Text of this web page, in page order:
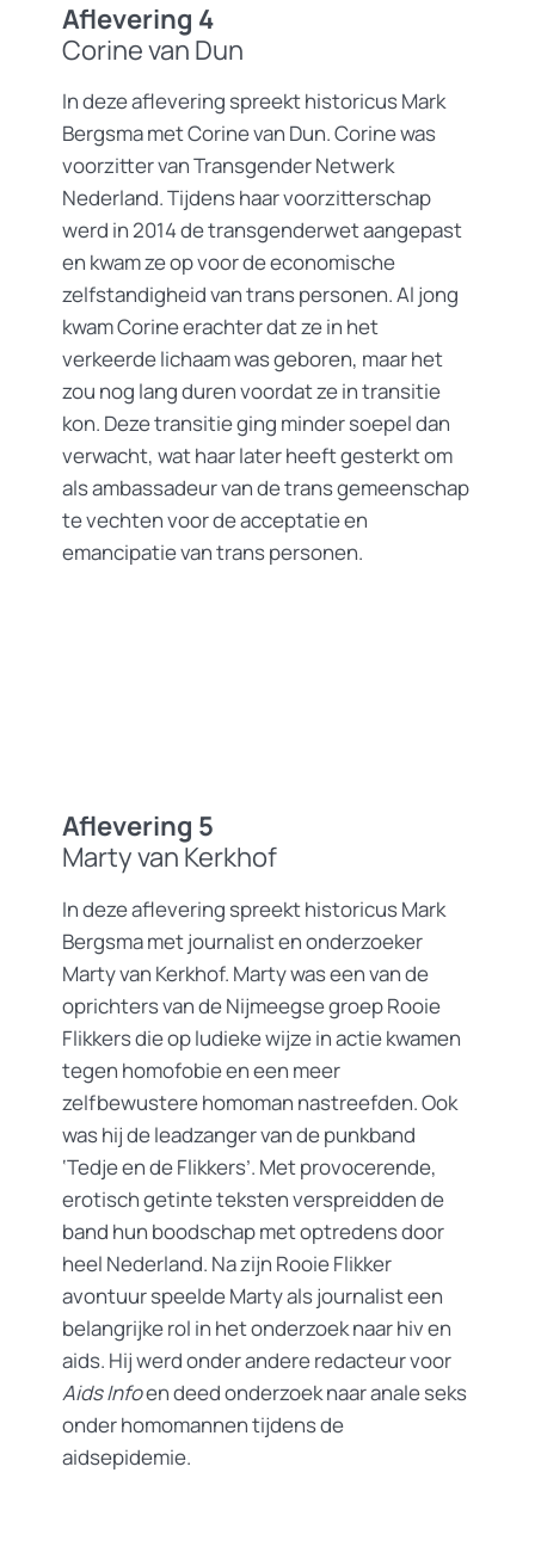
Aflevering 4
Corine van Dun
In deze aflevering spreekt historicus Mark
Bergsma met Corine van Dun. Corine was
voorzitter van Transgender Netwerk
Nederland. Tijdens haar voorzitterschap
werd in 2014 de transgenderwet aangepast
en kwam ze op voor de economische
zelfstandigheid van trans personen. Al jong
kwam Corine erachter dat ze in het
verkeerde lichaam was geboren, maar het
zou nog lang duren voordat ze in transitie
kon. Deze transitie ging minder soepel dan
verwacht, wat haar later heeft gesterkt om
als ambassadeur van de trans gemeenschap
te vechten voor de acceptatie en
emancipatie van trans personen.
Aflevering 5
Marty van Kerkhof
In deze aflevering spreekt historicus Mark
Bergsma met journalist en onderzoeker
Marty van Kerkhof. Marty was een van de
oprichters van de Nijmeegse groep Rooie
Flikkers die op ludieke wijze in actie kwamen
tegen homofobie en een meer
zelfbewustere homoman nastreefden. Ook
was hij de leadzanger van de punkband
‘Tedje en de Flikkers’. Met provocerende,
erotisch getinte teksten verspreidden de
band hun boodschap met optredens door
heel Nederland. Na zijn Rooie Flikker
avontuur speelde Marty als journalist een
belangrijke rol in het onderzoek naar hiv en
aids. Hij werd onder andere redacteur voor
Aids Infoen deed onderzoek naar anale seks
onder homomannen tijdens de
aidsepidemie.